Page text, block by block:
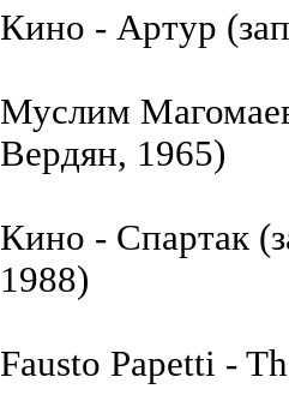
Кино - Артур
Муслим
Вердян, 1965)
Кино - Спартак
1988)
Fausto Papetti -